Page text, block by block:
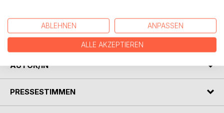
die unser Leben lebenswert machen und deren Genuss uns
nährt und Kraft gibt.
AUTOR/IN
PRESSESTIMMEN
ABLEHNEN ANPASSEN
ALLE AKZEPTIEREN